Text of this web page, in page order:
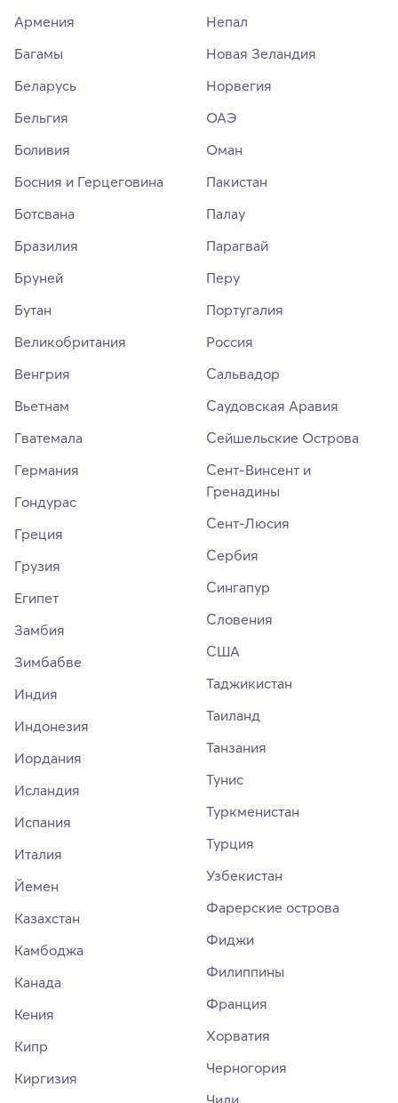
Армения
Багамы
Беларусь
Бельгия
Боливия
Босния и Герцеговина
Ботсвана
Бразилия
Бруней
Бутан
Великобритания
Венгрия
Вьетнам
Гватемала
Германия
Гондурас
Греция
Грузия
Египет
Замбия
Зимбабве
Индия
Индонезия
Иордания
Исландия
Испания
Италия
Йемен
Казахстан
Камбоджа
Канада
Кения
Кипр
Киргизия
Непал
Новая Зеландия
Норвегия
ОАЭ
Оман
Пакистан
Палау
Парагвай
Перу
Португалия
Россия
Сальвадор
Саудовская Аравия
Сейшельские Острова
Сент-Винсент и
Гренадины
Сент-Люсия
Сербия
Сингапур
Словения
США
Таджикистан
Таиланд
Танзания
Тунис
Туркменистан
Турция
Узбекистан
Фарерские острова
Фиджи
Филиппины
Франция
Хорватия
Черногория